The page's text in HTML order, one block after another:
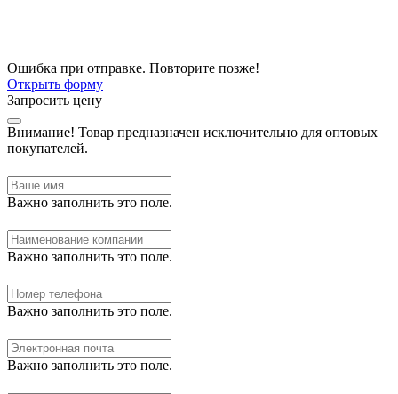
Ошибка при отправке. Повторите позже!
Открыть форму
Запросить цену
Внимание! Товар предназначен исключительно для оптовых
покупателей.
Важно заполнить это поле.
Важно заполнить это поле.
Важно заполнить это поле.
Важно заполнить это поле.